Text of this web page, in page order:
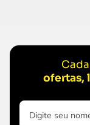
ofertas,